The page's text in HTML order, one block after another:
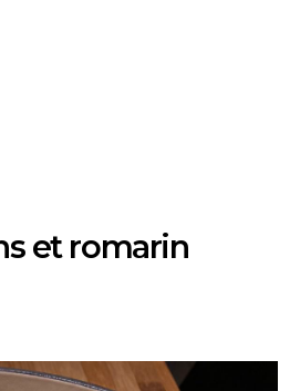
et romarin